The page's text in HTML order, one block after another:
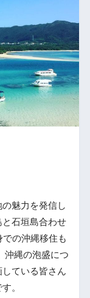
魅力を発信し
石垣島合わせ
の沖縄移住も
沖縄の泡盛につ
ている皆さん
。